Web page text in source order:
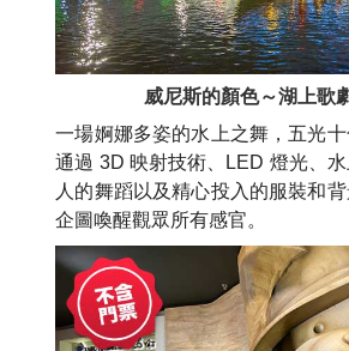
威尼斯的顏色～湖上歌
一場婀娜多姿的水上之舞，五光十
通過 3D 映射技術、LED 燈光、
人的舞蹈以及精心投入的服裝和
企圖喚醒觀眾所有感官。